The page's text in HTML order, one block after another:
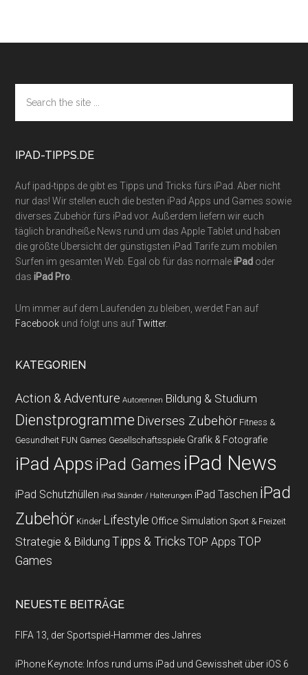
Footer
the
site
IPAD-TIPPS.DE
Auf ipad-tipps.de gibt es Tipps und Tricks fürs iPad. Aber nicht
nur das! Wir stellen euch die besten iPad Apps und Games sowie
diverses Zubehör fürs iPad vor. Außerdem liefern wir euch
täglich brandheiße News rund um das Apple Tablet und haben
die größte Übersicht der günstigsten iPad Tarife zum mobilen
Surfen im gesamten Web. Egal ob für das normaleiPad oder
dasiPad Pro
Um immer auf dem Laufenden zu bleiben, werdet Fan auf
Facebook und folgt uns aufTwitter.
KATEGORIEN
Action & Adventure Autorennen Bildung & Studium
Dienstprogramme Diverses Zubehör Fitness &
Gesundheit FUN Games Gesellschaftsspiele Grafik & Fotografie
iPad Apps iPad Games iPad News
iPad Schutzhüllen iPad Ständer / Halterungen iPad Taschen iPad
Zubehör Kinder Lifestyle Office Simulation Sport & Freizeit
Strategie & Bildung Tipps & Tricks TOP Apps TOP
Games
NEUESTE BEITRÄGE
FIFA 13, der Sportspiel-Hammer des Jahres
iPhone Keynote: Infos rund ums iPad und Gewissheit über iOS 6